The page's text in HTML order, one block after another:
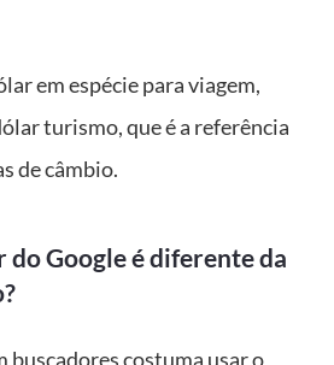
em espécie para viagem,
turismo, que é a referência
de câmbio.
do Google é diferente da
buscadores costuma usar o